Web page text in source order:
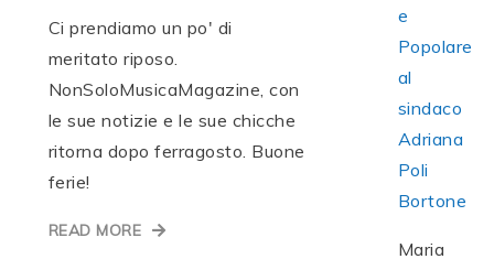
Ci prendiamo un po' di
meritato riposo.
NonSoloMusicaMagazine, con
le sue notizie e le sue chicche
ritorna dopo ferragosto. Buone
ferie!
READ MORE
e
Popolare
al
sindaco
Adriana
Poli
Bortone
Maria